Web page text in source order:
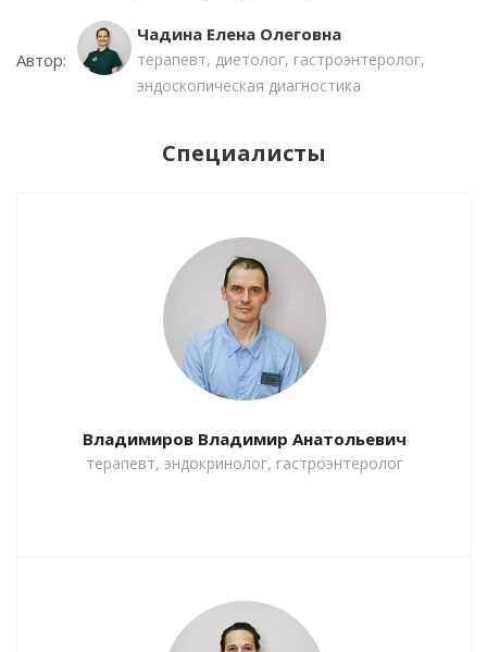
Автор:
Чадина Елена Олеговна
терапевт, диетолог, гастроэнтеролог,
эндоскопическая диагностика
Специалисты
Владимиров Владимир Анатольевич
терапевт, эндокринолог, гастроэнтеролог